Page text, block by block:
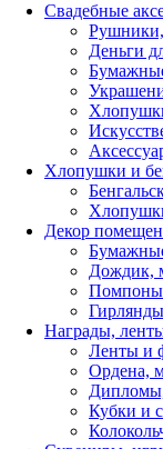
Свадебные
Рушники,
Деньги
Хлопушки и
Декор
Дождик,
Помпоны
Награды,
Ленты и
Ордена,
Дипломы,
Кубки и